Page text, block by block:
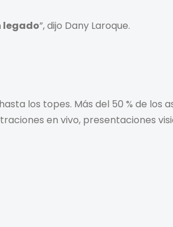
legado”, dijo Dany Laroque.
los topes. Más del 50 % de los
en vivo, presentaciones